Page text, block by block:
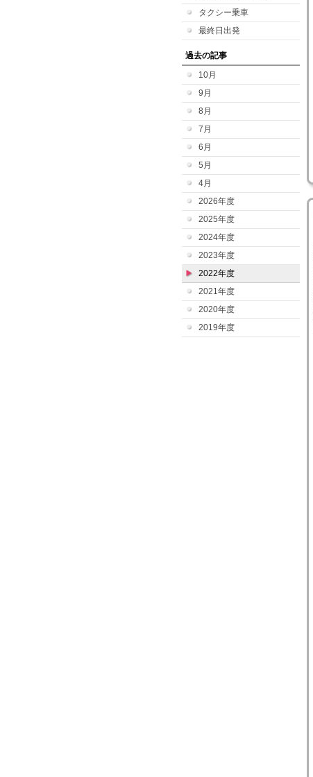
タクシー乗車
最終日出発
過去の記事
10月
9月
8月
7月
6月
5月
4月
2026年度
2025年度
2024年度
2023年度
2022年度
2021年度
2020年度
2019年度